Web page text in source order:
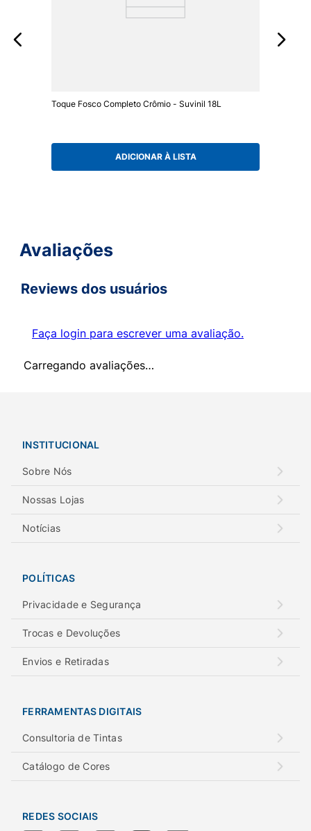
Toque Fosco Completo Crômio - Suvinil 18L
ADICIONAR À LISTA
Avaliações
Reviews dos usuários
Faça login para escrever uma avaliação.
Carregando avaliações…
INSTITUCIONAL
Sobre Nós
Nossas Lojas
Notícias
POLÍTICAS
Privacidade e Segurança
Trocas e Devoluções
Envios e Retiradas
FERRAMENTAS DIGITAIS
Consultoria de Tintas
Catálogo de Cores
REDES SOCIAIS